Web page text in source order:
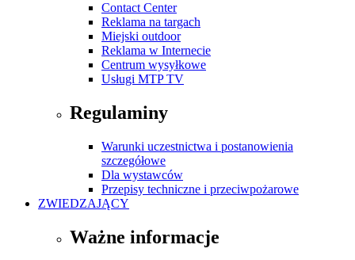
Contact Center
Reklama na targach
Miejski outdoor
Reklama w Internecie
Centrum wysyłkowe
Usługi MTP TV
Regulaminy
Warunki uczestnictwa i postanowienia
szczegółowe
Dla wystawców
Przepisy techniczne i przeciwpożarowe
ZWIEDZAJĄCY
Ważne informacje